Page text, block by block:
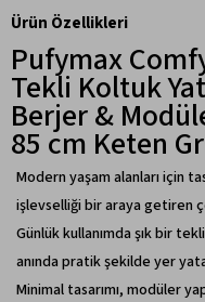
Ürün Özellikleri
Pufymax
Tekli Koltuk
Berjer &
85 cm Keten
Modern yaşam alanları için
işlevselliği bir araya getiren
Günlük kullanımda şık bir
anında pratik şekilde yer
Minimal tasarımı, modüler